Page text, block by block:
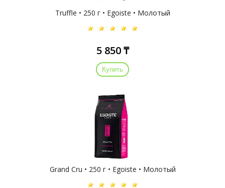
Truffle • 250 г • Egoiste • Молотый
5 850 ₸
Купить
Grand Cru • 250 г • Egoiste • Молотый